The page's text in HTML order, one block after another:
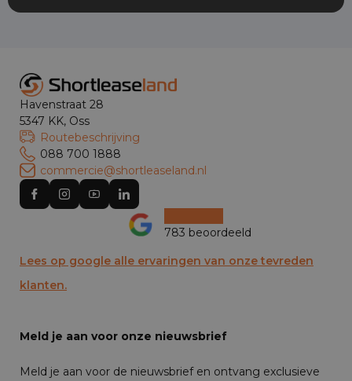
Havenstraat 28
5347 KK, Oss
Routebeschrijving
088 700 1888
commercie@shortleaseland.nl
783 beoordeeld
Lees op google alle ervaringen van onze tevreden
klanten.
Meld je aan voor onze nieuwsbrief
Meld je aan voor de nieuwsbrief en ontvang exclusieve